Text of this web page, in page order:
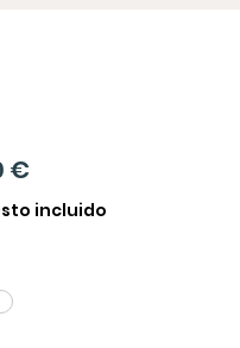
€Precio
incluido